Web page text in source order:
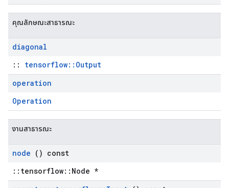
คุณลักษณะสาธารณะ
diagonal
:: tensorflow::Output
operation
Operation
งานสาธารณะ
node () const
::tensorflow::Node *